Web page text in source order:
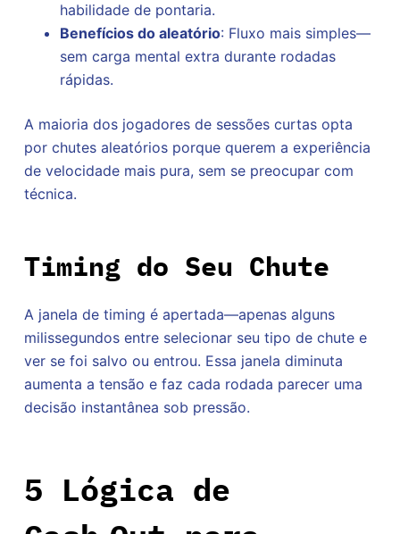
habilidade de pontaria.
Benefícios do aleatório: Fluxo mais simples—
sem carga mental extra durante rodadas
rápidas.
A maioria dos jogadores de sessões curtas opta
por chutes aleatórios porque querem a experiência
de velocidade mais pura, sem se preocupar com
técnica.
Timing do Seu Chute
A janela de timing é apertada—apenas alguns
milissegundos entre selecionar seu tipo de chute e
ver se foi salvo ou entrou. Essa janela diminuta
aumenta a tensão e faz cada rodada parecer uma
decisão instantânea sob pressão.
5 Lógica de